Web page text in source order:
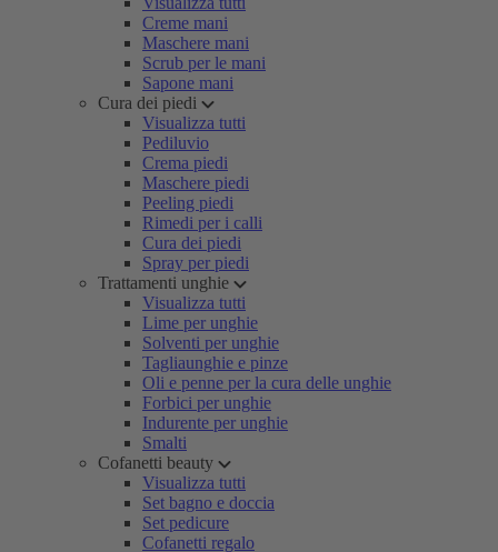
Creme mani
Maschere mani
Scrub per le mani
Sapone mani
Cura dei piedi
Visualizza tutti
Pediluvio
Crema piedi
Maschere piedi
Peeling piedi
Rimedi per i calli
Cura dei piedi
Spray per piedi
Trattamenti unghie
Visualizza tutti
Lime per unghie
Solventi per unghie
Tagliaunghie e pinze
Oli e penne per la cura delle unghie
Forbici per unghie
Indurente per unghie
Smalti
Cofanetti beauty
Visualizza tutti
Set bagno e doccia
Set pedicure
Cofanetti regalo